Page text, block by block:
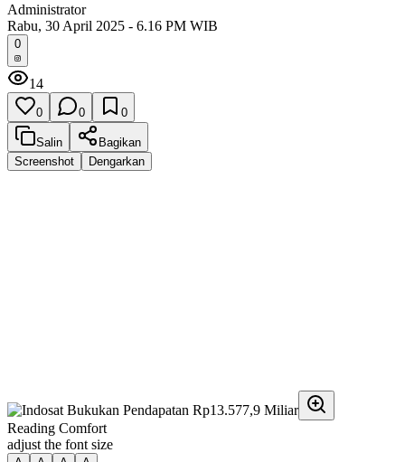
Administrator
Rabu, 30 April 2025 - 6.16 PM WIB
0
14
0 0 0
Salin
Bagikan
Screenshot
Dengarkan
Reading Comfort
adjust the font size